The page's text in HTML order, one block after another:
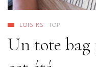
LOISIRS TOP
Un tote bag